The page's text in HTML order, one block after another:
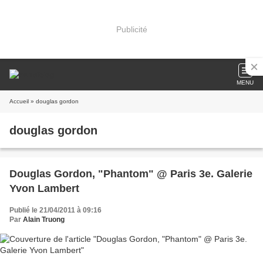
Publicité
MENU
Accueil » douglas gordon
douglas gordon
Douglas Gordon, "Phantom" @ Paris 3e. Galerie
Yvon Lambert
Publié le 21/04/2011 à 09:16
Par Alain Truong